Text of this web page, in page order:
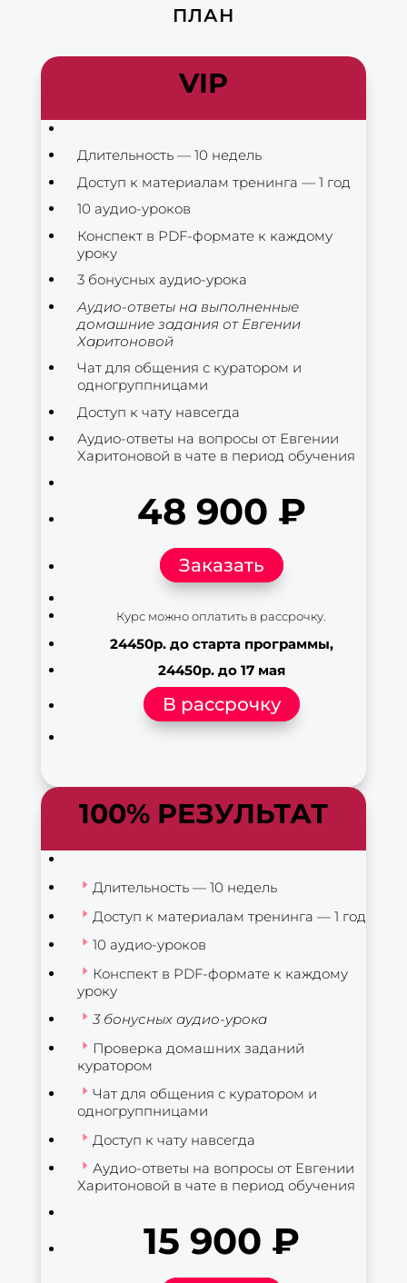
ПЛАН
VIP
Длительность — 10 недель
Доступ к материалам тренинга — 1 год
10 аудио-уроков
Конспект в PDF-формате к каждому
уроку
3 бонусных аудио-урока
Аудио-ответы на выполненные
домашние задания от Евгении
Харитоновой
Чат для общения с куратором и
одногруппницами
Доступ к чату навсегда
Аудио-ответы на вопросы от Евгении
Харитоновой в чате в период обучения
48 900 ₽
Заказать
Курс можно оплатить в рассрочку.
24450р. до старта программы,
24450р. до 17 мая
В рассрочку
100% РЕЗУЛЬТАТ
Длительность — 10 недель
Доступ к материалам тренинга — 1 год
10 аудио-уроков
Конспект в PDF-формате к каждому
уроку
3 бонусных аудио-урока
Проверка домашних заданий
куратором
Чат для общения с куратором и
одногруппницами
Доступ к чату навсегда
Аудио-ответы на вопросы от Евгении
Харитоновой в чате в период обучения
15 900 ₽